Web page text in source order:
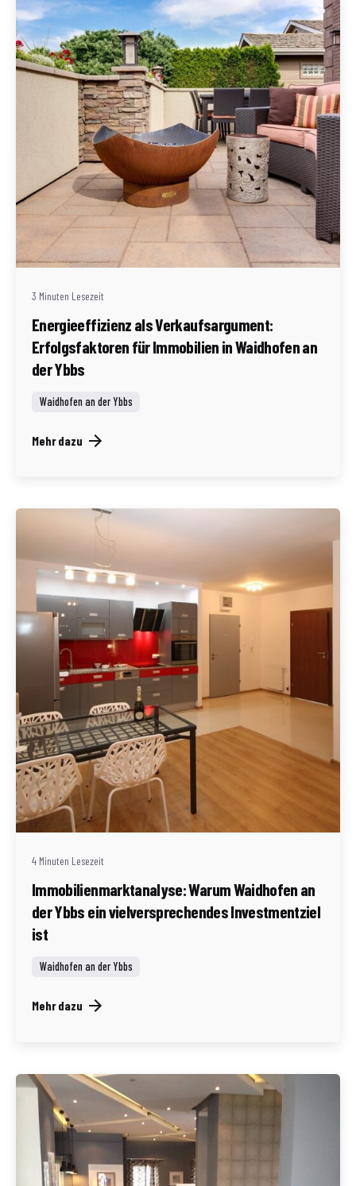
Geschrieben von
Redaktion Immofragen Waidhofen an der Ybbs
3 Minuten Lesezeit
Energieeffizienz als Verkaufsargument:
Erfolgsfaktoren für Immobilien in Waidhofen an
der Ybbs
Waidhofen an der Ybbs
Mehr dazu
Geschrieben von
Redaktion Immofragen Waidhofen an der Ybbs
4 Minuten Lesezeit
Immobilienmarktanalyse: Warum Waidhofen an
der Ybbs ein vielversprechendes Investmentziel
ist
Waidhofen an der Ybbs
Mehr dazu